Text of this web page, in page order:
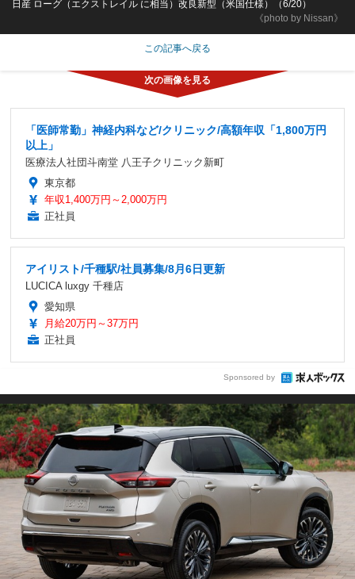
《photo by Nissan》
日産 ローグ（エクストレイル に相当）改良新型（米国仕様）（6/20）
この記事へ戻る
「医師常勤」神経内科など/クリニック/高額年収「1,800万円
以上」
医療法人社団斗南堂 八王子クリニック新町
東京都
年収1,400万円～2,000万円
正社員
アイリスト/千種駅/社員募集/8月6日更新
LUCICA luxgy 千種店
愛知県
月給20万円～37万円
正社員
Sponsored by